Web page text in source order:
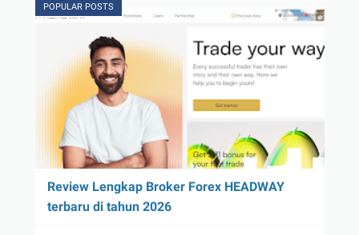
POPULAR POSTS
Review Lengkap Broker Forex HEADWAY
terbaru di tahun 2026